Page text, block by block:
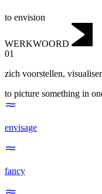
to envision
WERKWOORD
01
zich voorstellen,
to picture something in
envisage
fancy